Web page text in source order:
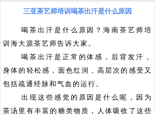
三亚茶艺师培训喝茶出汗是什么原因
喝茶出汗是什么原因？海南茶艺师培
训海大源茶艺师告诉大家。
喝茶出汗是正常的体感，后背发汗，
身体的轻松感，面色红润，高层次的感受又
包括疏通经脉和气血的运行。
出现这些感觉的原因是什么呢，因为
茶汤里有丰富的糖类物质，人体吸收了这些